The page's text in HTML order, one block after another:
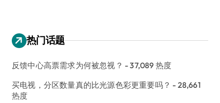
热门话题
反馈中心高票需求为何被忽视？ - 37,089 热度
买电视，分区数量真的比光源色彩更重要吗？ - 28,661
热度